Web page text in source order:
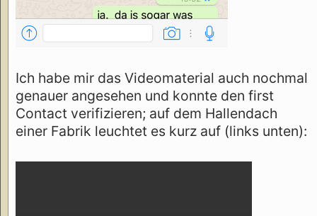
Ich habe mir das Videomaterial auch nochmal
genauer angesehen und konnte den first
Contact verifizieren; auf dem Hallendach
einer Fabrik leuchtet es kurz auf (links unten):